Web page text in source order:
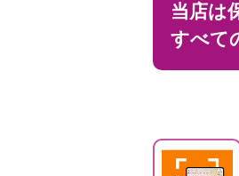
当店は
すべて